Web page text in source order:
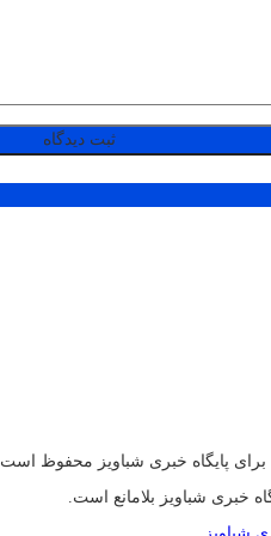
پایگاه خبری شباویز محفوظ است.
خبری شباویز بلامانع است.